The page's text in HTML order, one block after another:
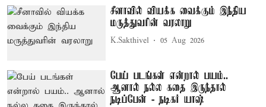
சீனாவில் வியக்க வைக்கும் இந்திய
மருத்துவரின் வரலாறு
K.Sakthivel 05 Aug 2026
பேய் படங்கள் என்றால் பயம்..
ஆனால் நல்ல கதை இருந்தால்
நடிப்பேன் - நடிகர் யாஷ்